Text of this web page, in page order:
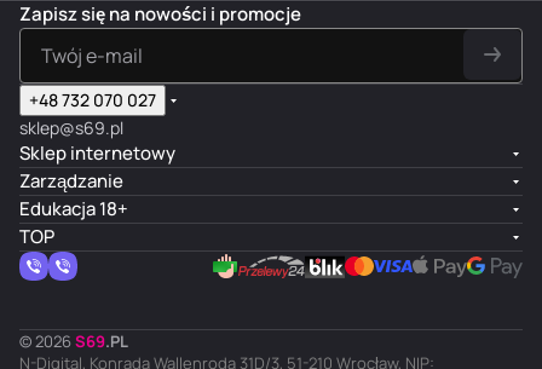
Zapisz się na nowości i promocje
+48 732 070 027
sklep@s69.pl
Sklep internetowy
Zarządzanie
Edukacja 18+
TOP
© 2026 S69.PL
N-Digital, Konrada Wallenroda 31D/3, 51-210 Wrocław, NIP: